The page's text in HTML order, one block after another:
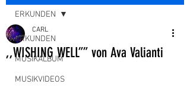
ERKUNDEN
MUSIKALBUM
MUSIKVIDEOS
ERKUNDEN
,,WISHING WELL”” von Ava Valianti
CARL